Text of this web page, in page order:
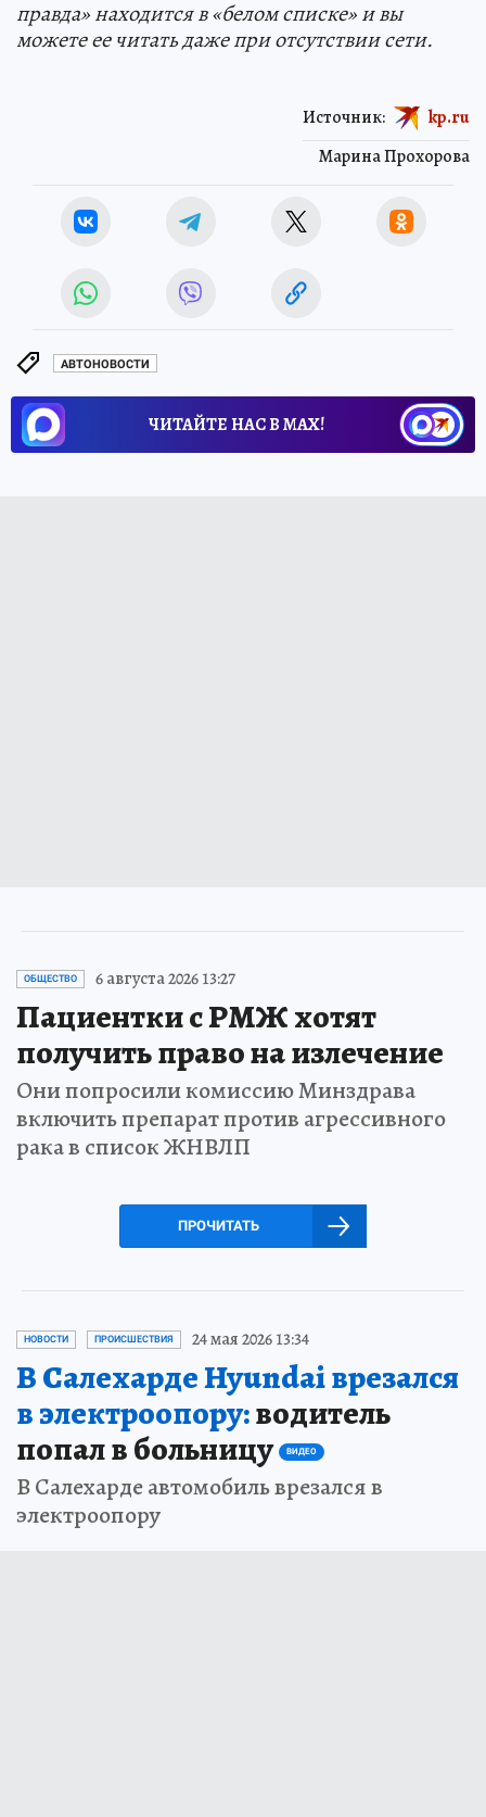
правда» находится в «белом списке» и вы
можете ее читать даже при отсутствии сети.
Марина Прохорова
Источник: kp.ru
АВТОНОВОСТИ
ЧИТАЙТЕ НАС В МАХ!
ОБЩЕСТВО 6 августа 2026 13:27
Пациентки с РМЖ хотят
получить право на излечение
Они попросили комиссию Минздрава
включить препарат против агрессивного
рака в список ЖНВЛП
ПРОЧИТАТЬ
НОВОСТИ ПРОИСШЕСТВИЯ 24 мая 2026 13:34
В Салехарде Hyundai врезался
в электроопору:водитель
попал в больницу
ВИДЕО
В Салехарде автомобиль врезался в
электроопору